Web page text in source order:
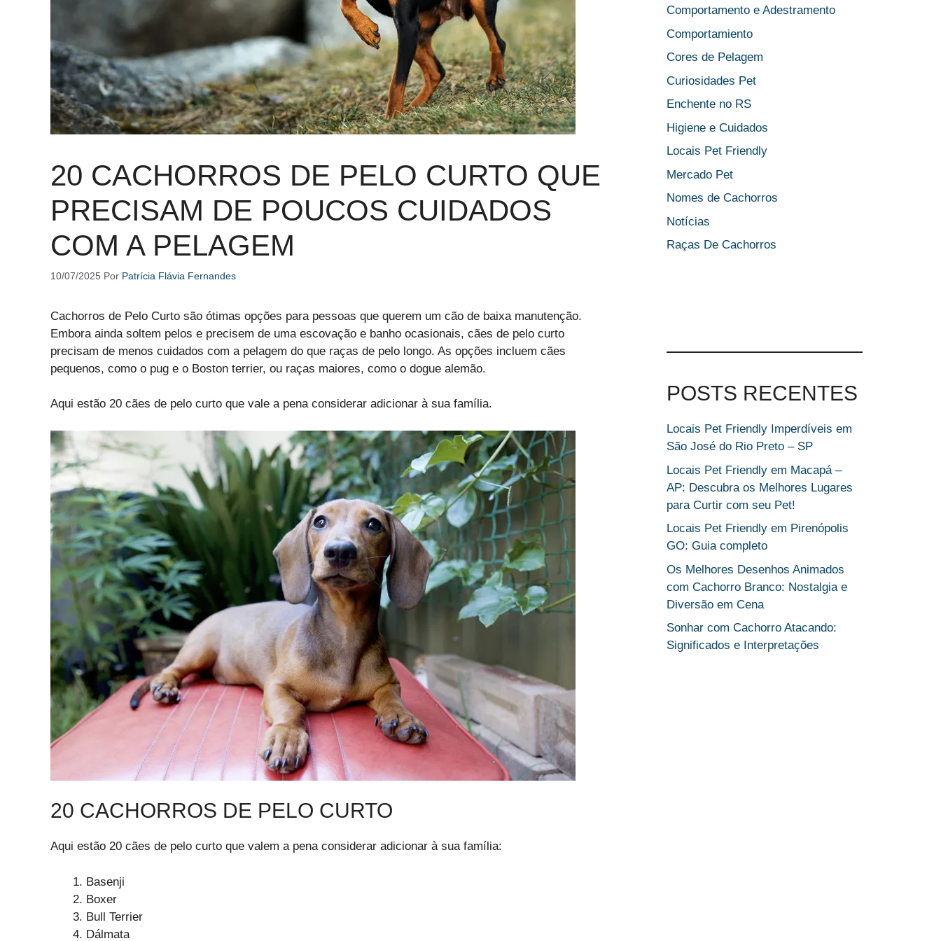
20 CACHORROS DE PELO CURTO QUE
PRECISAM DE POUCOS CUIDADOS
COM A PELAGEM
10/07/2025 Por Patrícia Flávia Fernandes
Cachorros de Pelo Curto são ótimas opções para pessoas que querem um cão de baixa manutenção.
Embora ainda soltem pelos e precisem de uma escovação e banho ocasionais, cães de pelo curto
precisam de menos cuidados com a pelagem do que raças de pelo longo. As opções incluem cães
pequenos, como o pug e o Boston terrier, ou raças maiores, como o dogue alemão.
Aqui estão 20 cães de pelo curto que vale a pena considerar adicionar à sua família.
20 CACHORROS DE PELO CURTO
Aqui estão 20 cães de pelo curto que valem a pena considerar adicionar à sua família:
Basenji
Boxer
Bull Terrier
Dálmata
Comportamento e Adestramento
Comportamiento
Cores de Pelagem
Curiosidades Pet
Enchente no RS
Higiene e Cuidados
Locais Pet Friendly
Mercado Pet
Nomes de Cachorros
Notícias
Raças De Cachorros
POSTS RECENTES
Locais Pet Friendly Imperdíveis em
São José do Rio Preto – SP
Locais Pet Friendly em Macapá –
AP: Descubra os Melhores Lugares
para Curtir com seu Pet!
Locais Pet Friendly em Pirenópolis
GO: Guia completo
Os Melhores Desenhos Animados
com Cachorro Branco: Nostalgia e
Diversão em Cena
Sonhar com Cachorro Atacando:
Significados e Interpretações